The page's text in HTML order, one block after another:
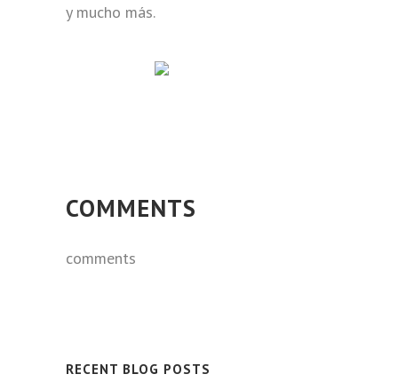
y mucho más.
COMMENTS
comments
RECENT BLOG POSTS